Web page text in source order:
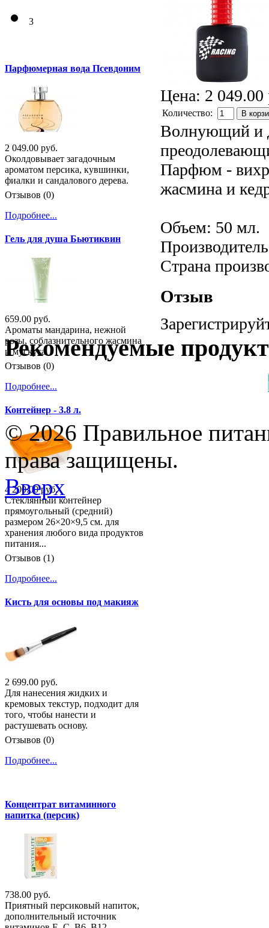
Цена: 2 049.00
Количество: В
Волнующий и
Парфюм -
жасмина и
Объем: 50 мл.
Страна
Отзыв
3
Парфюмерная вода Псевдоним
2 049.00 руб.
Околдовывает загадочным
ароматом персика, кувшинки,
фиалки и сандалового дерева.
Отзывов (0)
Подробнее...
Гель для душа Бьютиквин
659.00 руб.
Ароматы мандарина, нежной
розы, соблазнительного жасмина
и мускуса.
Отзывов (0)
Подробнее...
Контейнер - 3.8 л.
4 200.00 руб.
Стеклянный контейнер
прямоугольный (средний)
размером 26×20×9,5 см. для
хранения любого вида продуктов
питания...
Отзывов (1)
Подробнее...
Кисть для основы под макияж
2 699.00 руб.
Для нанесения жидких и
кремовых текстур, подходит для
того, чтобы нанести и
растушевать основу.
Отзывов (0)
Подробнее...
Концентрат витаминного
напитка (персик)
738.00 руб.
Приятный персиковый напиток,
дополнительный источник
Рекомендуемые
© 2026 Правильное
права защищены.
Вверх